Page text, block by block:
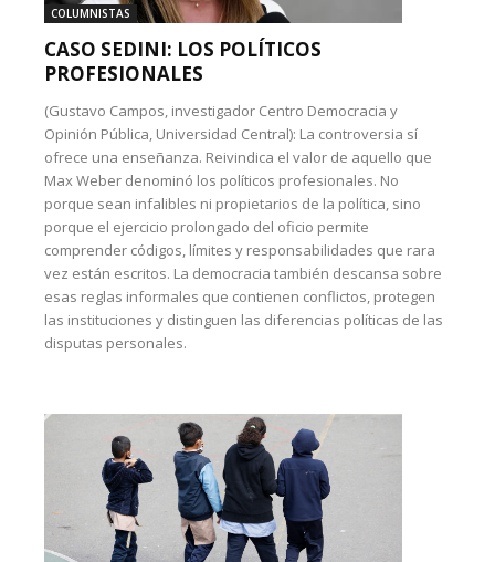
COLUMNISTAS
CASO SEDINI: LOS POLÍTICOS
PROFESIONALES
(Gustavo Campos, investigador Centro Democracia y
Opinión Pública, Universidad Central): La controversia sí
ofrece una enseñanza. Reivindica el valor de aquello que
Max Weber denominó los políticos profesionales. No
porque sean infalibles ni propietarios de la política, sino
porque el ejercicio prolongado del oficio permite
comprender códigos, límites y responsabilidades que rara
vez están escritos. La democracia también descansa sobre
esas reglas informales que contienen conflictos, protegen
las instituciones y distinguen las diferencias políticas de las
disputas personales.